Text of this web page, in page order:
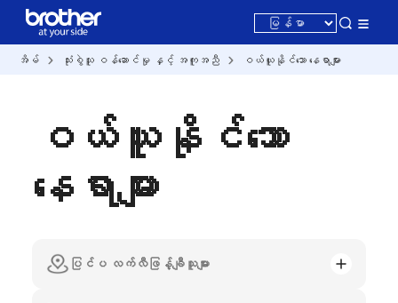
အိမ် သုံးစွဲသူ ဝန်ဆောင်မှု နှင့် အကူအညီ ဝယ်ယူနိုင်သော နေရာများ
ဝယ်ယူနိုင်သော
နေရာများ
ပြင်ပ လက်လီဖြန့်ချီသူများ